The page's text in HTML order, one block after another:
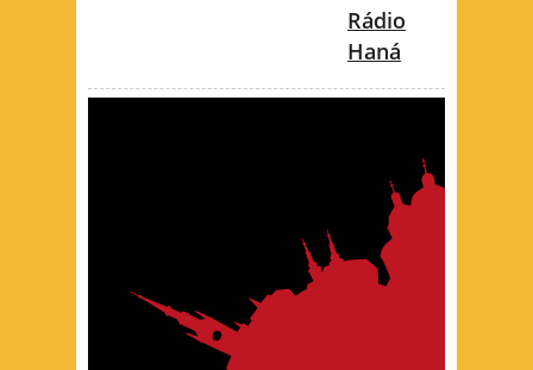
Rádio
Haná